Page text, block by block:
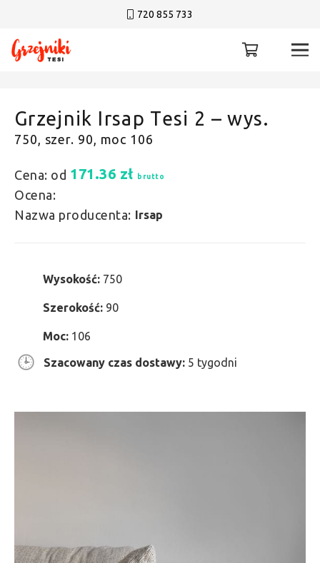
720 855 733
Grzejnik Irsap Tesi 2 – wys.
750, szer. 90, moc 106
Cena: od 171.36 zł brutto
Ocena:
Nazwa producenta: Irsap
Wysokość: 750
Szerokość: 90
Moc: 106
Szacowany czas dostawy: 5 tygodni